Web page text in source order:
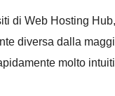
di Web Hosting
diversa dalla
molto